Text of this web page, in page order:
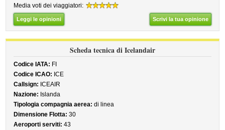
Media voti dei viaggiatori:
Leggi le opinioni Scrivi la tua opinione
Scheda tecnica di Icelandair
Codice IATA: FI
Codice ICAO: ICE
Callsign: ICEAIR
Nazione: Islanda
Tipologia compagnia aerea: di linea
Dimensione Flotta: 30
Aeroporti serviti: 43